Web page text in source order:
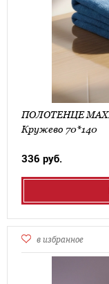
Кружево 70*140
336 руб.
в избранное